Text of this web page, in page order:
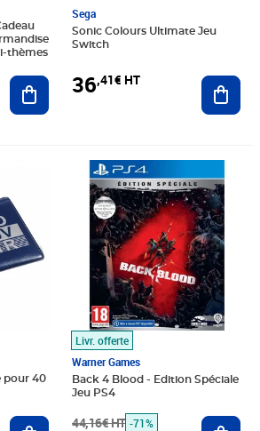
spa - Multi-thèmes
Ajouter au panier
Sega
Sonic Colours Ultimate Jeu
Switch
36,41€ HT
pour 40
Ajouter au panier
Livr. offerte
Warner Games
Back 4 Blood - Edition Spéciale
Jeu PS4
44,16€ HT
Prix barré 44,16€ HT
-71%
Prix 12,77€ HT